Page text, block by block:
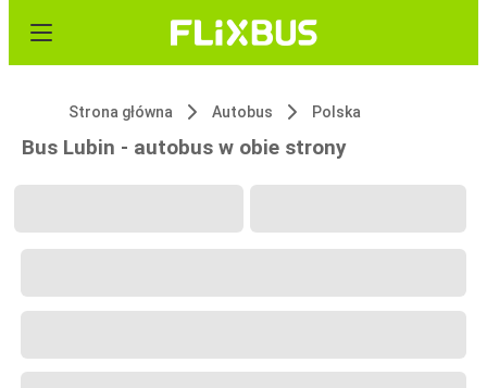
Strona główna Autobus Polska
Bus Lubin - autobus w obie strony